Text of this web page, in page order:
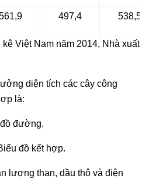
497,4 538,5
Việt Nam năm 2014, Nhà xuất
diện tích các cây công
là:
đường.
đồ kết hợp.
lượng than, dầu thô và điện